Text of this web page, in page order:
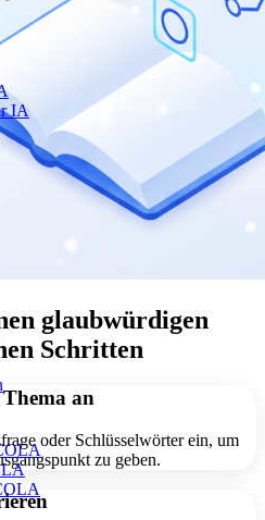
IA
glaubwürdigen
Schritten
an
oder Schlüsselwörter ein, um
zu geben.